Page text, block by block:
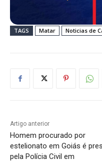
TAGS Matar Noticias de
Artigo anterior
Homem procurado por
estelionato em Goiás é
pela Polícia Civil em